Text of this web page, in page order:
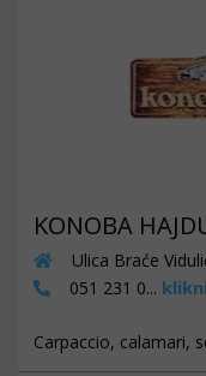
KONOBA
Ulica Braće
051 231 0...
Carpaccio, calamari,